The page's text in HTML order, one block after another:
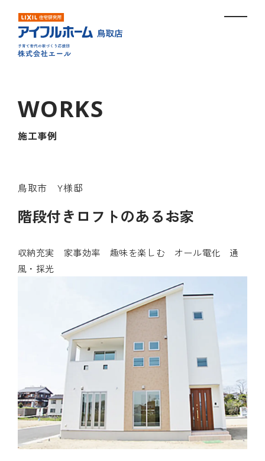
施工事例
鳥取市 Y様邸
階段付きロフトのあるお家
収納充実 家事効率 趣味を楽しむ オール電化 通
風・採光